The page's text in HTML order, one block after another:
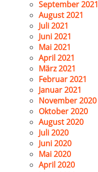
September 2021
August 2021
Juli 2021
Juni 2021
Mai 2021
April 2021
März 2021
Februar 2021
Januar 2021
November 2020
Oktober 2020
August 2020
Juli 2020
Juni 2020
Mai 2020
April 2020